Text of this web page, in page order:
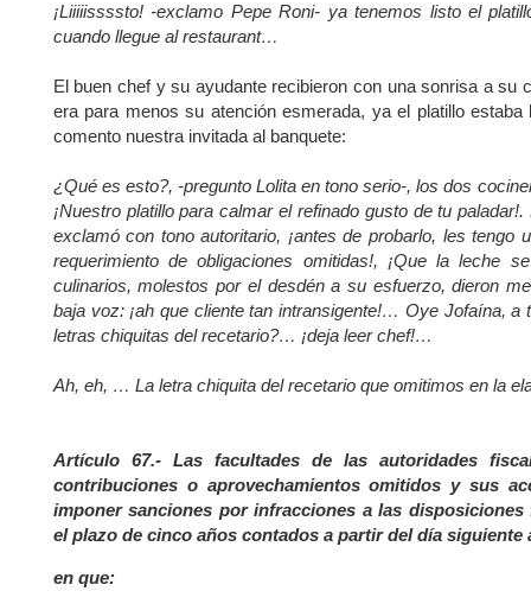
¡Liiiiissssto! -exclamo Pepe Roni- ya tenemos listo el
cuando llegue al restaurant…
El buen chef y su ayudante recibieron con una sonrisa a su
era para menos su atención esmerada, ya el platillo
comento nuestra invitada al banquete:
¿Qué es esto?, -pregunto Lolita en tono serio-, los dos
¡Nuestro platillo para calmar el refinado gusto de tu
exclamó con tono autoritario, ¡antes de probarlo, les tengo
requerimiento de obligaciones omitidas!, ¡Que la leche
culinarios, molestos por el desdén a su esfuerzo, dieron
baja voz: ¡ah que cliente tan intransigente!… Oye Jofaína, a
letras chiquitas del recetario?… ¡deja leer chef!…
Ah, eh, … La letra chiquita del recetario que omitimos en la
Artículo 67.- Las facultades de las autoridades
contribuciones o aprovechamientos omitidos y sus
imponer sanciones por infracciones a las disposiciones
el plazo de cinco años contados a partir del día siguiente
en que: